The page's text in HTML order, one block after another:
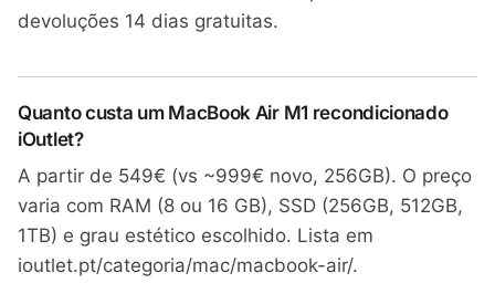
devoluções 14 dias gratuitas.
Quanto custa um MacBook Air M1 recondicionado
iOutlet?
A partir de 549€ (vs ~999€ novo, 256GB). O preço
varia com RAM (8 ou 16 GB), SSD (256GB, 512GB,
1TB) e grau estético escolhido. Lista em
ioutlet.pt/categoria/mac/macbook-air/.